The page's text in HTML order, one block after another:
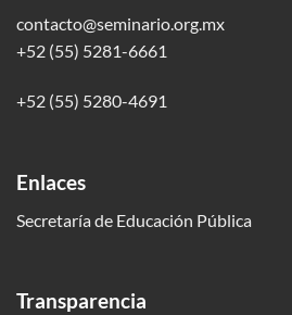
contacto@seminario.org.mx
+52 (55) 5281-6661
+52 (55) 5280-4691
Enlaces
Secretaría de Educación Pública
Transparencia